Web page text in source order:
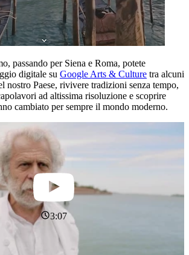
passando per Siena e Roma, potete
digitale su Google Arts & Culture tra alcuni
nostro Paese, rivivere tradizioni senza tempo,
ad altissima risoluzione e scoprire
cambiato per sempre il mondo moderno.
3:07